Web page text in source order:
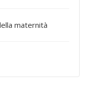
maternità